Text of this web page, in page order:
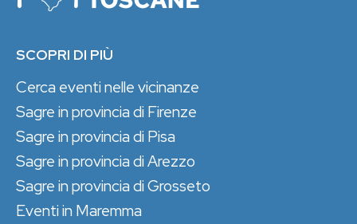
SCOPRI DI PIÙ
Cerca eventi nelle vicinanze
Sagre in provincia di Firenze
Sagre in provincia di Pisa
Sagre in provincia di Arezzo
Sagre in provincia di Grosseto
Eventi in Maremma